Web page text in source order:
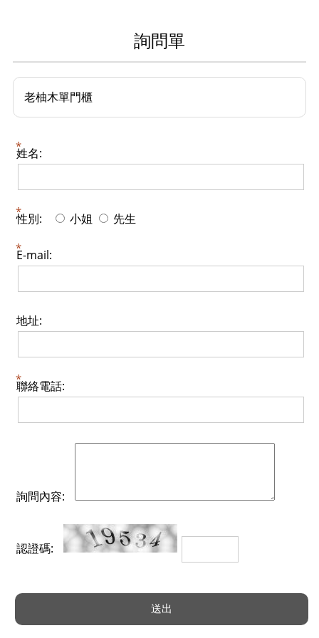
詢問單
老柚木單門櫃
姓名:
性別: 小姐 先生
E-mail:
地址:
聯絡電話:
詢問內容:
認證碼: